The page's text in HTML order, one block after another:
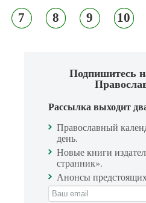
7 8 9 10
Подпишитесь
Рассылка выходит
Православный
день.
Новые книги
странник».
Анонсы